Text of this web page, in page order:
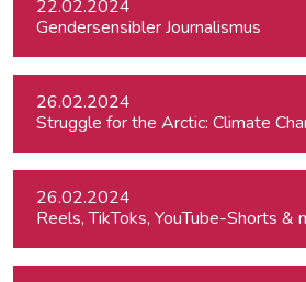
22.02.2024
Gendersensibler Journalismus
26.02.2024
26.02.2024
Reels, TikToks, YouTube-Shorts &